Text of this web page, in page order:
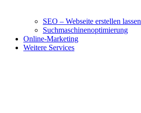
SEO – Webseite erstellen lassen
Suchmaschinenoptimierung
Online-Marketing
Weitere Services